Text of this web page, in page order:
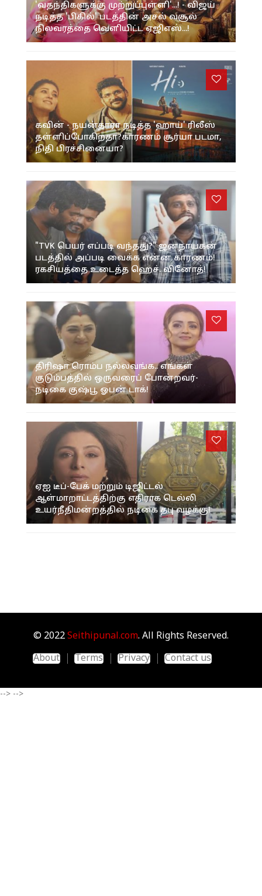
'வதந்திகளுக்கு முற்றுப்புள்ளி'...! - விஜய்
நடித்த 'பிகில்' படத்தின் அசல் வசூல்
நிலவரத்தை வெளியிட்ட ஏஜிஎஸ்...!
கவின் - நயன்தாரா நடித்த 'ஹாய்' ரிலீஸ்
தள்ளிப்போகிறதா?காரணம் சூர்யா படமா,
நிதி பிரச்சினையா?
"TVK பெயர் எப்படி வந்தது?" ஜனநாயகன்
படத்தில் அப்படி வைக்க என்ன காரணம்!
ரகசியத்தை உடைத்த ஹெச். வினோத்!
திரிஷா ரொம்ப நல்லவங்க.. எங்கள்
குடும்பத்தில் ஒருவரைப் போன்றவர்-
நடிகை குஷ்பூ ஓபன் டாக்!
ஏஐ டீப்-பேக் மற்றும் டிஜிட்டல்
ஆள்மாறாட்டத்திற்கு எதிராக டெல்லி
உயர்நீதிமன்றத்தில் நடிகை தபு வழக்கு!
© 2022 Seithipunal.com. All Rights Reserved.
About
Terms Privacy Contact us
--> -->